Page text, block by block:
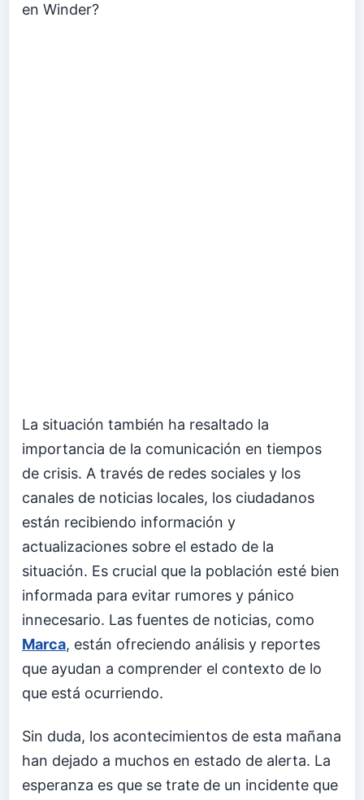
en Winder?
La situación también ha resaltado la
importancia de la comunicación en tiempos
de crisis. A través de redes sociales y los
canales de noticias locales, los ciudadanos
están recibiendo información y
actualizaciones sobre el estado de la
situación. Es crucial que la población esté bien
informada para evitar rumores y pánico
innecesario. Las fuentes de noticias, como
Marca, están ofreciendo análisis y reportes
que ayudan a comprender el contexto de lo
que está ocurriendo.
Sin duda, los acontecimientos de esta mañana
han dejado a muchos en estado de alerta. La
esperanza es que se trate de un incidente que